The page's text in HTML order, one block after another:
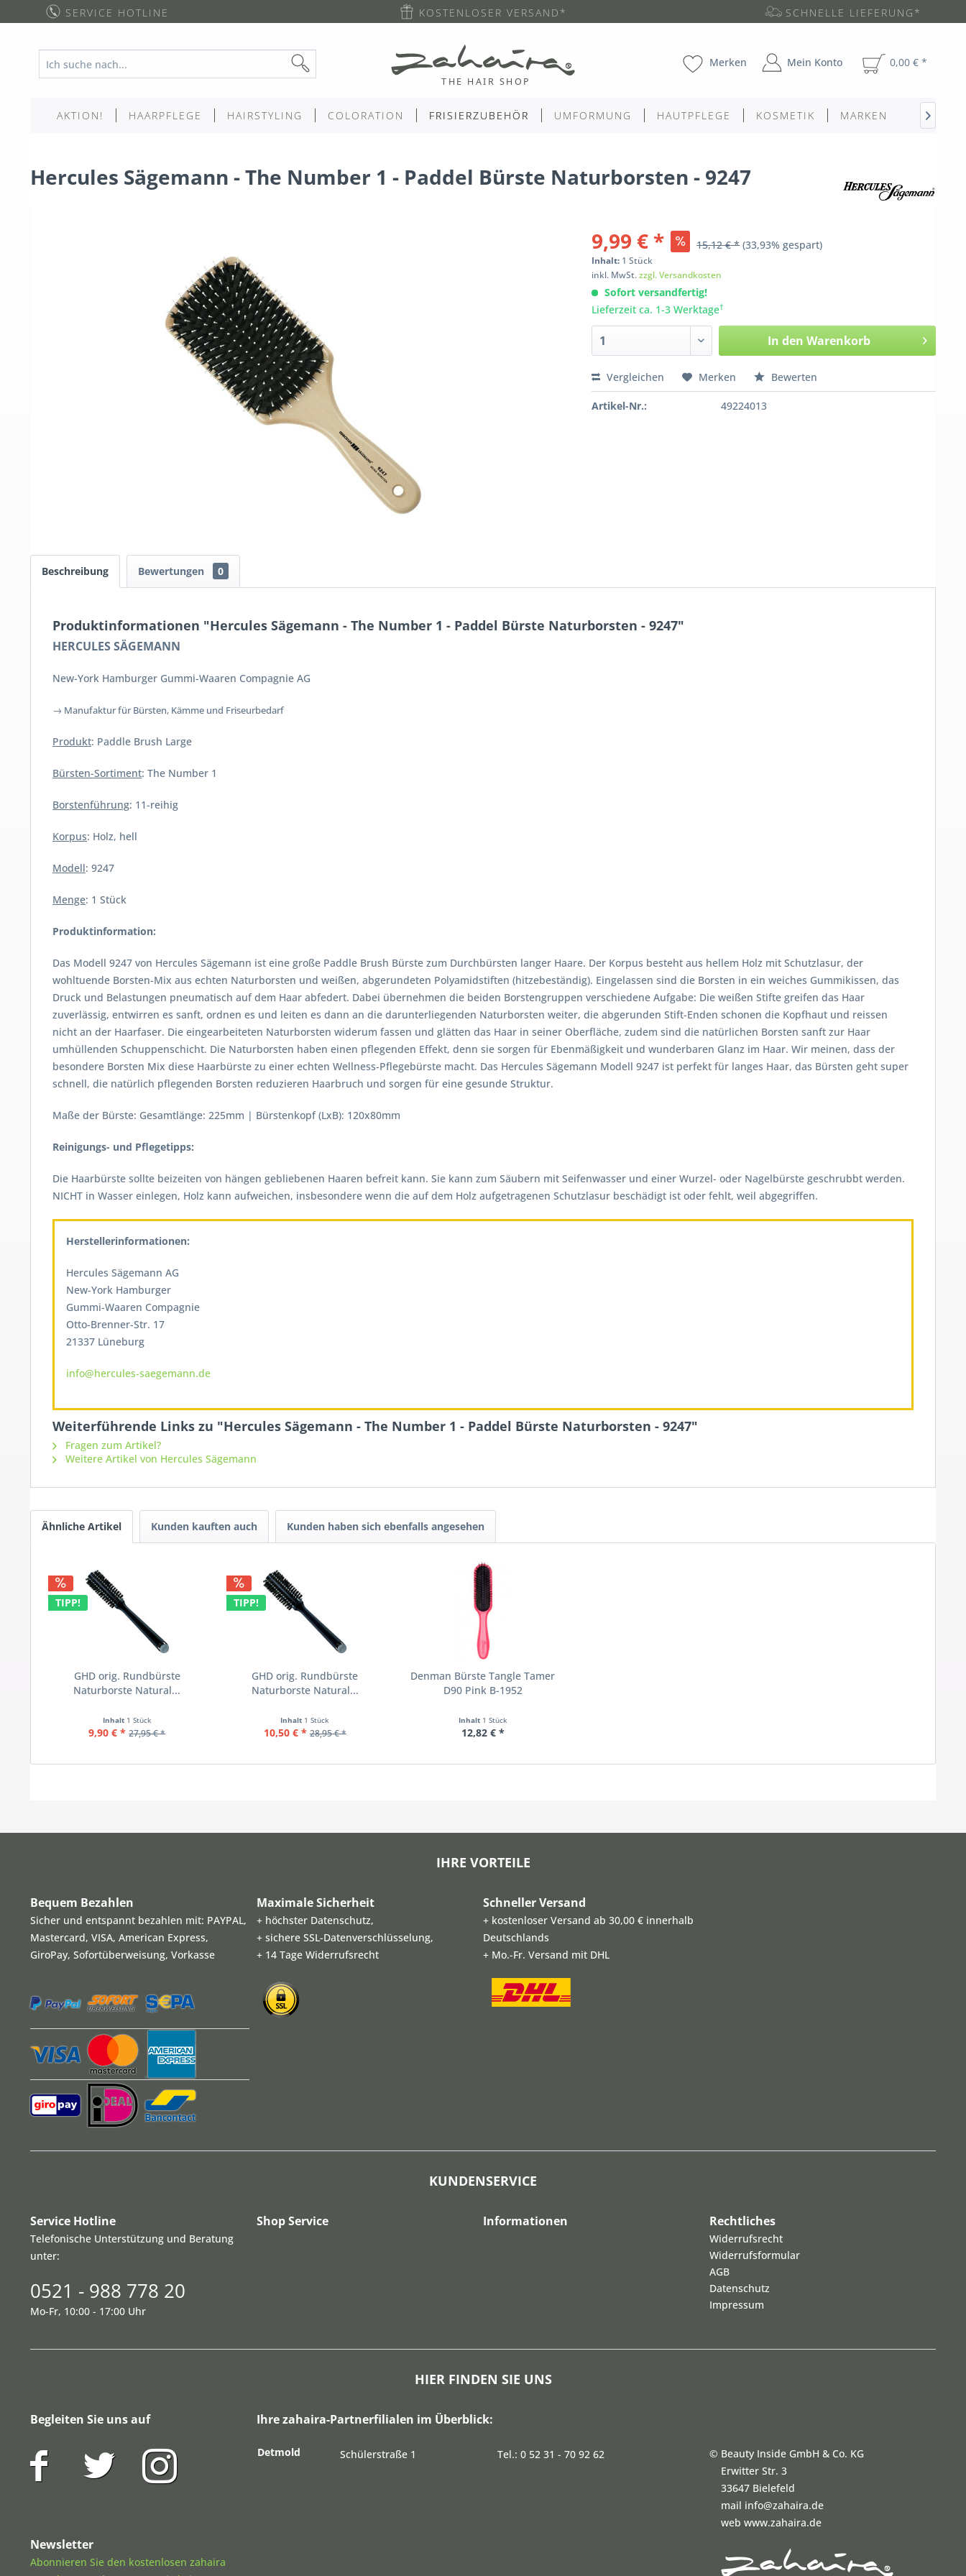
SERVICE HOTLINE KOSTENLOSER VERSAND* SCHNELLE LIEFERUNG*
Merken Mein Konto 0,00 € *
AKTION! HAARPFLEGE HAIRSTYLING COLORATION FRISIERZUBEHÖR UMFORMUNG HAUTPFLEGE KOSMETIK MARKEN 
Hercules Sägemann - The Number 1 - Paddel Bürste Naturborsten - 9247
9,99 € * 15,12 € * (33,93% gespart)
Inhalt: 1 Stück
inkl. MwSt.zzgl. Versandkosten
Sofort versandfertig!
Lieferzeit ca. 1-3 Werktage†
In den Warenkorb
Vergleichen Merken Bewerten
Artikel-Nr.: 49224013
Beschreibung Bewertungen 0
Produktinformationen "Hercules Sägemann - The Number 1 - Paddel Bürste Naturborsten - 9247"
HERCULES SÄGEMANN
New-York Hamburger Gummi-Waaren Compagnie AG
→ Manufaktur für Bürsten, Kämme und Friseurbedarf
Produkt: Paddle Brush Large
Bürsten-Sortiment: The Number 1
Borstenführung: 11-reihig
Korpus: Holz, hell
Modell: 9247
Menge: 1 Stück
Produktinformation:
Das Modell 9247 von Hercules Sägemann ist eine große Paddle Brush Bürste zum Durchbürsten langer Haare. Der Korpus besteht aus hellem Holz mit Schutzlasur, der
wohltuende Borsten-Mix aus echten Naturborsten und weißen, abgerundeten Polyamidstiften (hitzebeständig). Eingelassen sind die Borsten in ein weiches Gummikissen, das
Druck und Belastungen pneumatisch auf dem Haar abfedert. Dabei übernehmen die beiden Borstengruppen verschiedene Aufgabe: Die weißen Stifte greifen das Haar
zuverlässig, entwirren es sanft, ordnen es und leiten es dann an die darunterliegenden Naturborsten weiter, die abgerunden Stift-Enden schonen die Kopfhaut und reissen
nicht an der Haarfaser. Die eingearbeiteten Naturborsten widerum fassen und glätten das Haar in seiner Oberfläche, zudem sind die natürlichen Borsten sanft zur Haar
umhüllenden Schuppenschicht. Die Naturborsten haben einen pflegenden Effekt, denn sie sorgen für Ebenmäßigkeit und wunderbaren Glanz im Haar. Wir meinen, dass der
besondere Borsten Mix diese Haarbürste zu einer echten Wellness-Pflegebürste macht. Das Hercules Sägemann Modell 9247 ist perfekt für langes Haar, das Bürsten geht super
schnell, die natürlich pflegenden Borsten reduzieren Haarbruch und sorgen für eine gesunde Struktur.
Maße der Bürste: Gesamtlänge: 225mm | Bürstenkopf (LxB): 120x80mm
Reinigungs- und Pflegetipps:
Die Haarbürste sollte beizeiten von hängen gebliebenen Haaren befreit kann. Sie kann zum Säubern mit Seifenwasser und einer Wurzel- oder Nagelbürste geschrubbt werden.
NICHT in Wasser einlegen, Holz kann aufweichen, insbesondere wenn die auf dem Holz aufgetragenen Schutzlasur beschädigt ist oder fehlt, weil abgegriffen.
Herstellerinformationen:
Hercules Sägemann AG
New-York Hamburger
Gummi-Waaren Compagnie
Otto-Brenner-Str. 17
21337 Lüneburg
info@hercules-saegemann.de
Weiterführende Links zu "Hercules Sägemann - The Number 1 - Paddel Bürste Naturborsten - 9247"
Fragen zum Artikel?
Weitere Artikel von Hercules Sägemann
Ähnliche Artikel Kunden kauften auch Kunden haben sich ebenfalls angesehen
TIPP!
GHD orig. Rundbürste
Naturborste Natural...
Inhalt 1 Stück
9,90 € * 27,95 € *
TIPP!
GHD orig. Rundbürste
Naturborste Natural...
Inhalt 1 Stück
10,50 € * 28,95 € *
Denman Bürste Tangle Tamer
D90 Pink B-1952
Inhalt 1 Stück
12,82 € *
IHRE VORTEILE
Bequem Bezahlen
Sicher und entspannt bezahlen mit: PAYPAL,
Mastercard, VISA, American Express,
GiroPay, Sofortüberweisung, Vorkasse
Maximale Sicherheit
+ höchster Datenschutz,
+ sichere SSL-Datenverschlüsselung,
+ 14 Tage Widerrufsrecht
Schneller Versand
+ kostenloser Versand ab 30,00 € innerhalb
Deutschlands
+ Mo.-Fr. Versand mit DHL
KUNDENSERVICE
Service Hotline
Telefonische Unterstützung und Beratung
unter:
0521 - 988 778 20
Mo-Fr, 10:00 - 17:00 Uhr
Shop Service Informationen Rechtliches
Widerrufsrecht
Widerrufsformular
AGB
Datenschutz
Impressum
HIER FINDEN SIE UNS
Begleiten Sie uns auf
Newsletter
Abonnieren Sie den kostenlosen zahaira
Ihre zahaira-Partnerfilialen im Überblick:
Detmold Schülerstraße 1 Tel.: 0 52 31 - 70 92 62 © Beauty Inside GmbH & Co. KG
Erwitter Str. 3
33647 Bielefeld
mail info@zahaira.de
web www.zahaira.de